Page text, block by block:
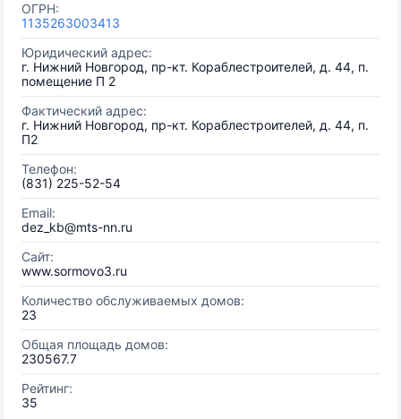
ОГРН:
1135263003413
Юридический адрес:
г. Нижний Новгород, пр-кт. Кораблестроителей, д. 44, п.
помещение П 2
Фактический адрес:
г. Нижний Новгород, пр-кт. Кораблестроителей, д. 44, п.
П2
Телефон:
(831) 225-52-54
Email:
dez_kb@mts-nn.ru
Сайт:
www.sormovo3.ru
Количество обслуживаемых домов:
23
Общая площадь домов:
230567.7
Рейтинг:
35